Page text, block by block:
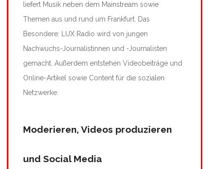
liefert Musik neben dem Mainstream sowie
Themen aus und rund um Frankfurt. Das
Besondere: LUX Radio wird von jungen
Nachwuchs-Journalistinnen und -Journalisten
gemacht. Außerdem entstehen Videobeiträge und
Online-Artikel sowie Content für die sozialen
Netzwerke.
Moderieren, Videos produzieren
und Social Media